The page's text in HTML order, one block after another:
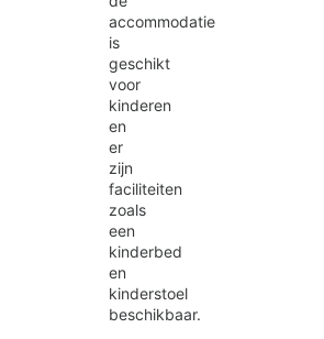
accommodatie
is
geschikt
voor
kinderen
en
er
zijn
faciliteiten
zoals
een
kinderbed
en
kinderstoel
beschikbaar.